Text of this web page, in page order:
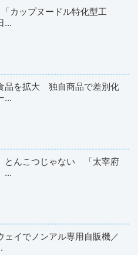
カップヌードル特化型工
...
品を拡大 独自商品で差別化
...
とんこつじゃない 「太宰府
...
ェイでノンアル専用自販機／